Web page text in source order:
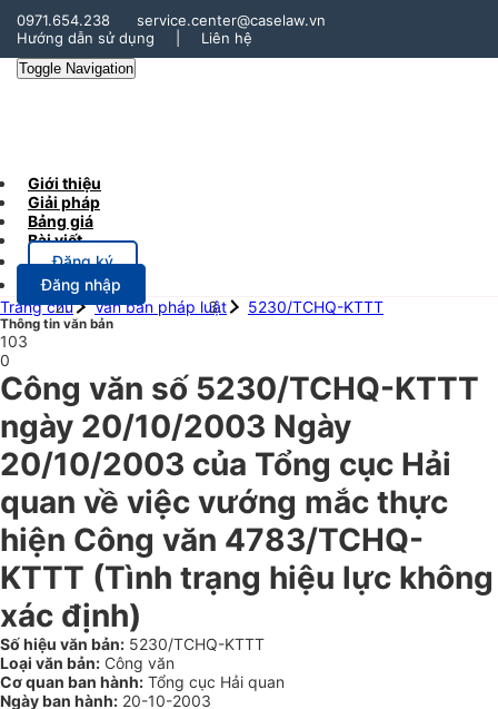
0971.654.238
service.center@caselaw.vn
Hướng dẫn sử dụng
Liên hệ
Toggle Navigation
Giới thiệu
Giải pháp
Bảng giá
Bài viết
Đăng ký
Đăng nhập
Trang chủ
Văn bản pháp luật 5230/TCHQ-KTTT
Thông tin văn bản
103
0
Công văn số 5230/TCHQ-KTTT
ngày 20/10/2003 Ngày
20/10/2003 của Tổng cục Hải
quan về việc vướng mắc thực
hiện Công văn 4783/TCHQ-
KTTT (Tình trạng hiệu lực không
xác định)
Số hiệu văn bản: 5230/TCHQ-KTTT
Loại văn bản: Công văn
Cơ quan ban hành: Tổng cục Hải quan
Ngày ban hành: 20-10-2003